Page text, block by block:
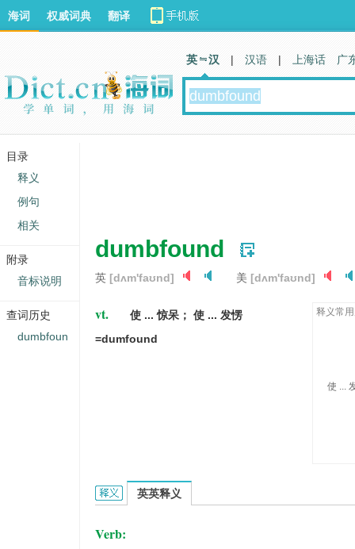
dumbfound
英 [dʌm'faʊnd] 美 [dʌm'faʊnd]
vt.
使 ... 惊呆； 使 ... 发愣
=dumfound
释义常
使 ...
dumbfound的英文翻译是什么意思，词典释义与在
英英释义
Verb:
海词 权威词典 翻译
英 汉 | 汉语 | 上海话 广
目录
释义
例句
相关
附录
音标说明
查词历史
dumbfoun